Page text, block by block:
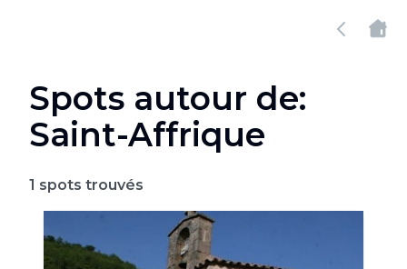
Spots autour de:
Saint-Affrique
1 spots trouvés